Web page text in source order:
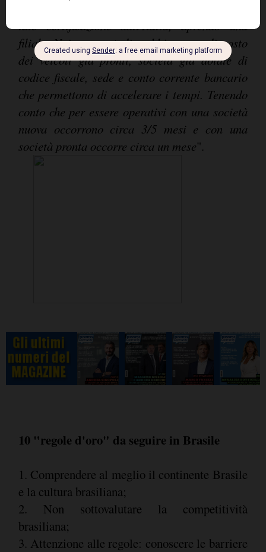
tale certificazione dall'Italia, aprendo una
filiale. Noi, come studio, abbiamo predisposto
dei veicoli già pronti, società già dotate di
codice fiscale, sede e conto corrente bancario
che permettono di accelerare i tempi. Tenendo
conto che per essere operativi con una società
nuova occorrono circa 3/5 mesi e con una
società pronta occorre circa un mese".
10 "regole d'oro" da seguire in Brasile
1. Comprendere al meglio il continente Brasile
e la cultura brasiliana;
2. Non sottovalutare la competitività
brasiliana;
3. Attenzione alle regole: conoscere le barriere